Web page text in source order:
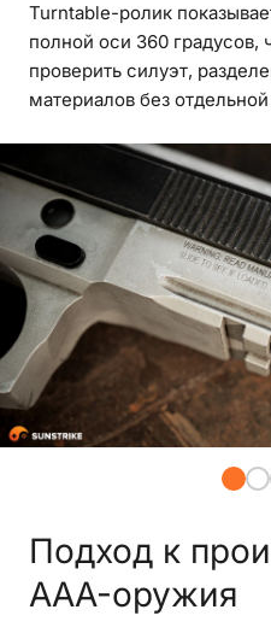
Turntable-ролик
полной оси 360
проверить силуэт,
материалов без
Подход к
AAA-оружия